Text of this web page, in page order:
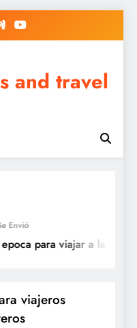
and travel
Envió
para viajar a la India?
viajeros